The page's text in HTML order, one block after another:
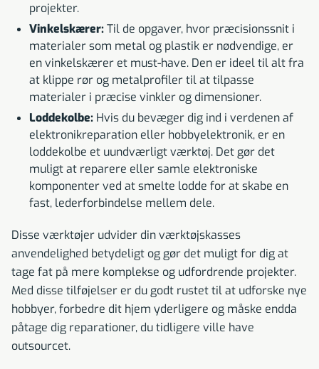
projekter.
Vinkelskærer:Til de opgaver, hvor præcisionssnit i
materialer som metal og plastik er nødvendige, er
en vinkelskærer et must-have. Den er ideel til alt fra
at klippe rør og metalprofiler til at tilpasse
materialer i præcise vinkler og dimensioner.
Loddekolbe: Hvis du bevæger dig ind i verdenen af
elektronikreparation eller hobbyelektronik, er en
loddekolbe et uundværligt værktøj. Det gør det
muligt at reparere eller samle elektroniske
komponenter ved at smelte lodde for at skabe en
fast, lederforbindelse mellem dele.
Disse værktøjer udvider din værktøjskasses
anvendelighed betydeligt og gør det muligt for dig at
tage fat på mere komplekse og udfordrende projekter.
Med disse tilføjelser er du godt rustet til at udforske nye
hobbyer, forbedre dit hjem yderligere og måske endda
påtage dig reparationer, du tidligere ville have
outsourcet.